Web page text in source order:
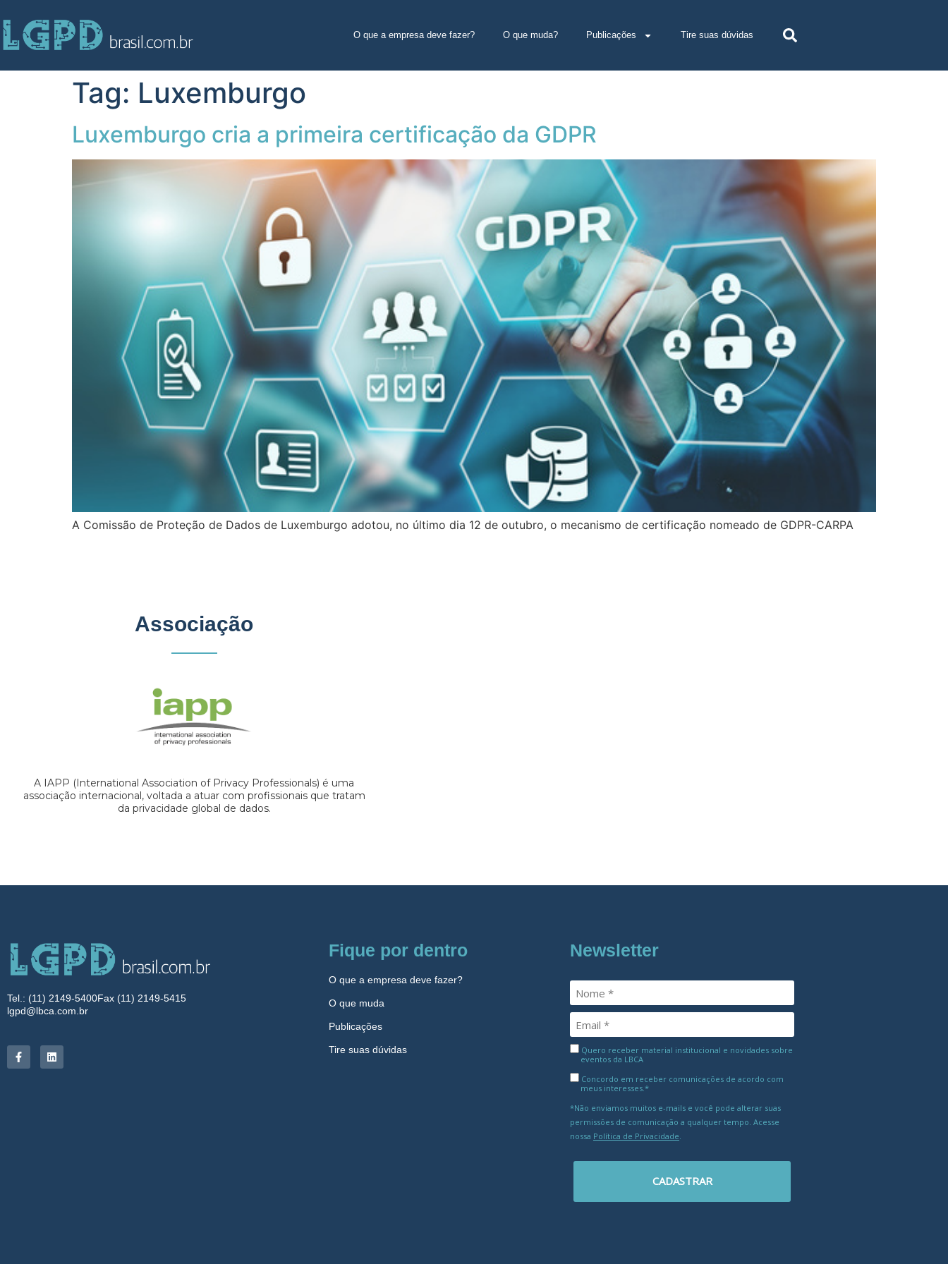
O que a empresa deve fazer? O que muda? Publicações Tire suas dúvidas
Tag: Luxemburgo
Luxemburgo cria a primeira certificação da GDPR
A Comissão de Proteção de Dados de Luxemburgo adotou, no último dia 12 de outubro, o mecanismo de certificação nomeado de GDPR-CARPA
Associação
A IAPP (International Association of Privacy Professionals) é uma
associação internacional, voltada a atuar com profissionais que tratam
da privacidade global de dados.
Tel.: (11) 2149-5400Fax (11) 2149-5415
lgpd@lbca.com.br
Fique por dentro
O que a empresa deve fazer?
O que muda
Publicações
Tire suas dúvidas
Newsletter
Quero receber material institucional e novidades sobre
eventos da LBCA
Concordo em receber comunicações de acordo com
meus interesses.*
*Não enviamos muitos e-mails e você pode alterar suas
permissões de comunicação a qualquer tempo. Acesse
nossa Política de Privacidade
CADASTRAR